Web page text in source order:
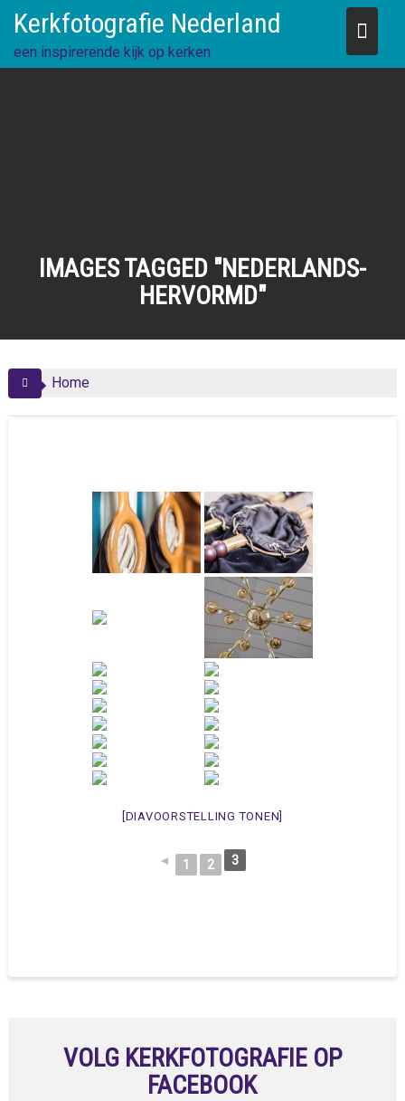
content
Kerkfotografie Nederland
een inspirerende kijk op kerken
IMAGES TAGGED "NEDERLANDS-
HERVORMD"
Home
[DIAVOORSTELLING TONEN]
◄ 1 2 3
VOLG KERKFOTOGRAFIE OP
FACEBOOK